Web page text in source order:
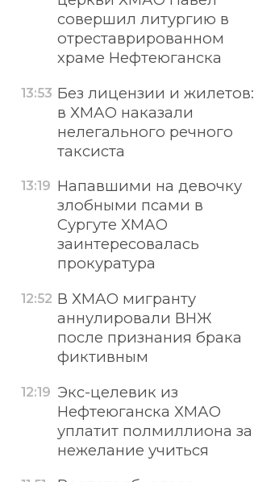
совершил литургию в
отреставрированном
храме Нефтеюганска
13:53 Без лицензии и жилетов:
в ХМАО наказали
нелегального речного
таксиста
13:19 Напавшими на девочку
злобными псами в
Сургуте ХМАО
заинтересовалась
прокуратура
12:52 В ХМАО мигранту
аннулировали ВНЖ
после признания брака
фиктивным
12:19 Экс-целевик из
Нефтеюганска ХМАО
уплатит полмиллиона за
нежелание учиться